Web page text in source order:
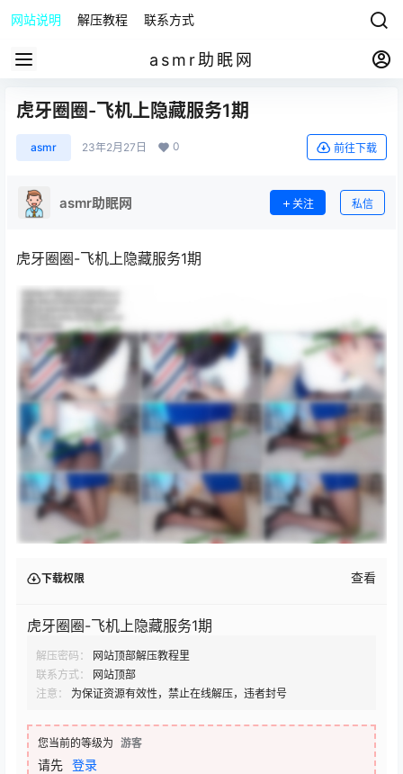
网站说明 解压教程 联系方式
asmr助眠网
虎牙圈圈-飞机上隐藏服务1期
asmr 23年2月27日 0 前往下载
asmr助眠网 关注 私信
虎牙圈圈-飞机上隐藏服务1期
下载权限 查看
虎牙圈圈-飞机上隐藏服务1期
解压密码：
网站顶部解压教程里
联系方式：
网站顶部
注意：
为保证资源有效性，禁止在线解压，违者封号
您当前的等级为 游客
请先 登录